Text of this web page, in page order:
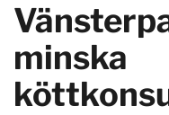
minska